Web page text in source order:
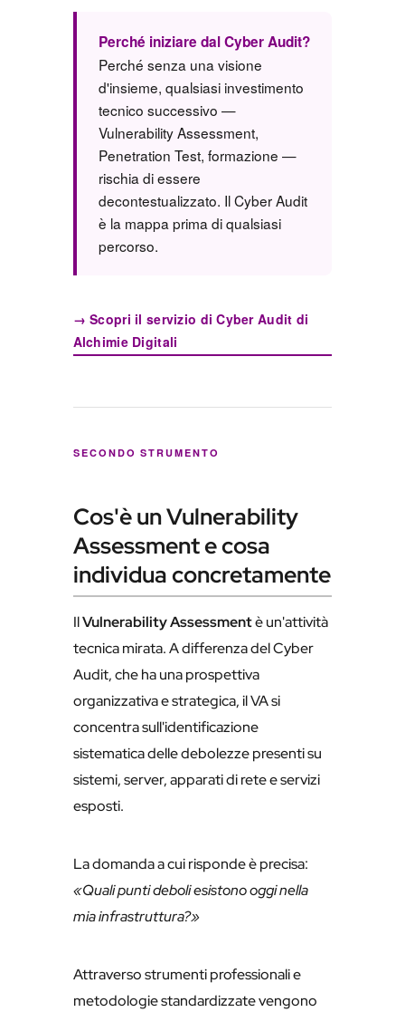
Perché iniziare dal Cyber Audit?
Perché senza una visione
d'insieme, qualsiasi investimento
tecnico successivo —
Vulnerability Assessment,
Penetration Test, formazione —
rischia di essere
decontestualizzato. Il Cyber Audit
è la mappa prima di qualsiasi
percorso.
→ Scopri il servizio di Cyber Audit di
Alchimie Digitali
SECONDO STRUMENTO
Cos'è un Vulnerability
Assessment e cosa
individua concretamente
IlVulnerability Assessmentè un'attività
tecnica mirata. A differenza del Cyber
Audit, che ha una prospettiva
organizzativa e strategica, il VA si
concentra sull'identificazione
sistematica delle debolezze presenti su
sistemi, server, apparati di rete e servizi
esposti.
La domanda a cui risponde è precisa:
«Quali punti deboli esistono oggi nella
mia infrastruttura?»
Attraverso strumenti professionali e
metodologie standardizzate vengono